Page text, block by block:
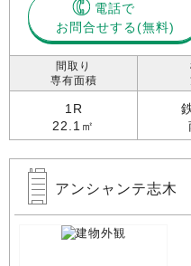
電話で
お問合せする
間取り
専有面積
1R
22.1㎡
アンシャンテ志木